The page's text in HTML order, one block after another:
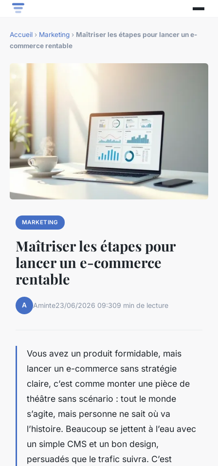
Accueil › Marketing › Maîtriser les étapes pour lancer un e-
commerce rentable
MARKETING
Maîtriser les étapes pour
lancer un e-commerce
rentable
A Aminte23/06/2026 09:309 min de lecture
Vous avez un produit formidable, mais
lancer un e-commerce sans stratégie
claire, c’est comme monter une pièce de
théâtre sans scénario : tout le monde
s’agite, mais personne ne sait où va
l’histoire. Beaucoup se jettent à l’eau avec
un simple CMS et un bon design,
persuadés que le trafic suivra. C’est